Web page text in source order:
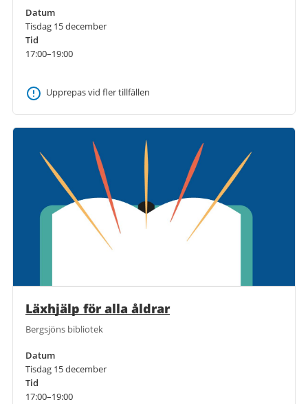
Datum
Tisdag 15 december
Tid
17:00–19:00
Upprepas vid fler tillfällen
Läxhjälp för alla åldrar
Bergsjöns bibliotek
Datum
Tisdag 15 december
Tid
17:00–19:00